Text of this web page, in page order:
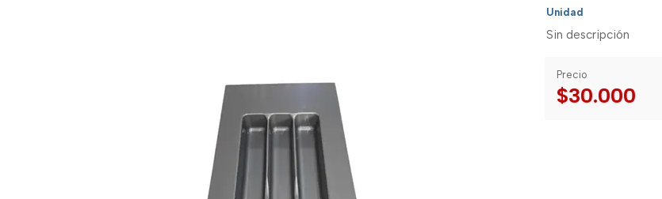
Unidad
Sin descripción
Precio
$30.000